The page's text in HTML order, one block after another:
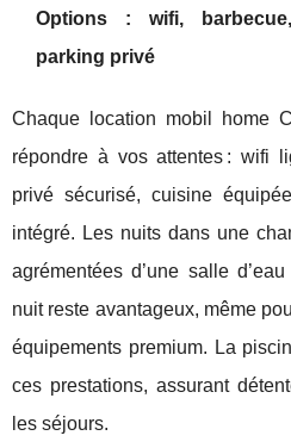
Options : wifi,
parking privé
Chaque location mobil home
répondre à vos attentes : wifi
privé sécurisé, cuisine
intégré. Les nuits dans une
agrémentées d’une salle
nuit reste avantageux, même
équipements premium. La
ces prestations, assurant
les séjours.